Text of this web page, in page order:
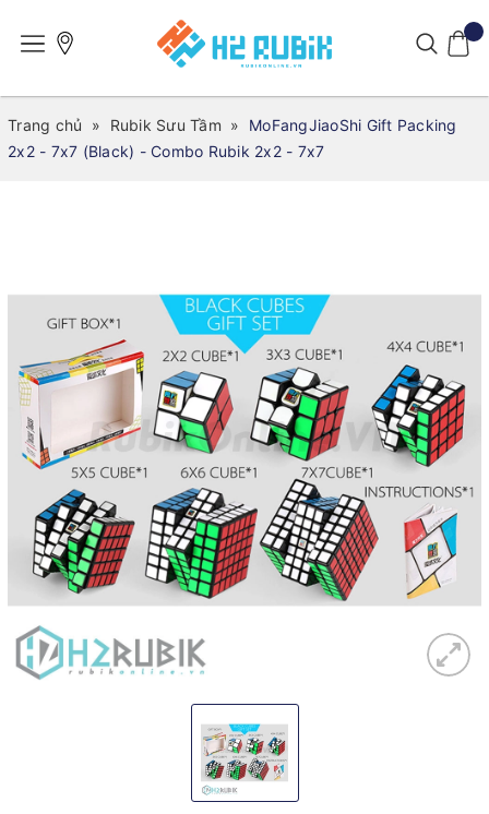
Trang chủ » Rubik Sưu Tầm »
MoFangJiaoShi Gift Packing
2x2 - 7x7 (Black) - Combo Rubik 2x2 - 7x7